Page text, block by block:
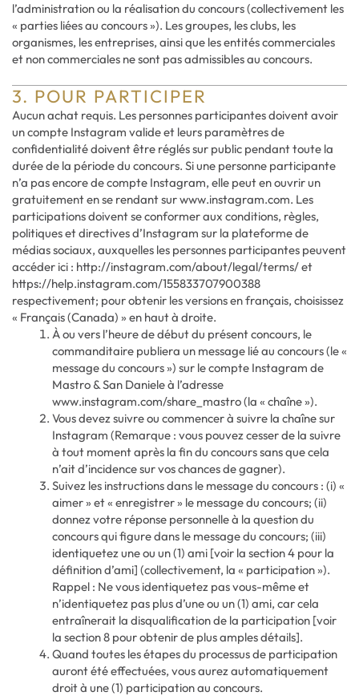
l’administration ou la réalisation du concours (collectivement les
« parties liées au concours »). Les groupes, les clubs, les
organismes, les entreprises, ainsi que les entités commerciales
et non commerciales ne sont pas admissibles au concours.
3. POUR PARTICIPER
Aucun achat requis. Les personnes participantes doivent avoir
un compte Instagram valide et leurs paramètres de
confidentialité doivent être réglés sur public pendant toute la
durée de la période du concours. Si une personne participante
n’a pas encore de compte Instagram, elle peut en ouvrir un
gratuitement en se rendant sur www.instagram.com. Les
participations doivent se conformer aux conditions, règles,
politiques et directives d’Instagram sur la plateforme de
médias sociaux, auxquelles les personnes participantes peuvent
accéder ici : http://instagram.com/about/legal/terms/ et
https://help.instagram.com/155833707900388
respectivement; pour obtenir les versions en français, choisissez
« Français (Canada) » en haut à droite.
À ou vers l’heure de début du présent concours, le
commanditaire publiera un message lié au concours (le «
message du concours ») sur le compte Instagram de
Mastro & San Daniele à l’adresse
www.instagram.com/share_mastro (la « chaîne »).
Vous devez suivre ou commencer à suivre la chaîne sur
Instagram (Remarque : vous pouvez cesser de la suivre
à tout moment après la fin du concours sans que cela
n’ait d’incidence sur vos chances de gagner).
Suivez les instructions dans le message du concours : (i) «
aimer » et « enregistrer » le message du concours; (ii)
donnez votre réponse personnelle à la question du
concours qui figure dans le message du concours; (iii)
identiquetez une ou un (1) ami [voir la section 4 pour la
définition d’ami] (collectivement, la « participation »).
Rappel : Ne vous identiquetez pas vous-même et
n’identiquetez pas plus d’une ou un (1) ami, car cela
entraînerait la disqualification de la participation [voir
la section 8 pour obtenir de plus amples détails].
Quand toutes les étapes du processus de participation
auront été effectuées, vous aurez automatiquement
droit à une (1) participation au concours.